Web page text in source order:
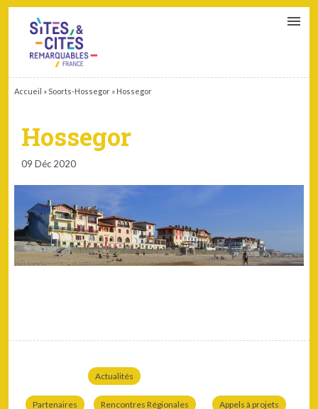
Accueil » Soorts-Hossegor » Hossegor
Hossegor
09 Déc 2020
Actualités
Partenaires Rencontres Régionales Appels à projets